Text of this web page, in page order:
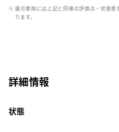
※ 展示車両には上記と同様の評価点・状態
ります。
詳細情報
状態